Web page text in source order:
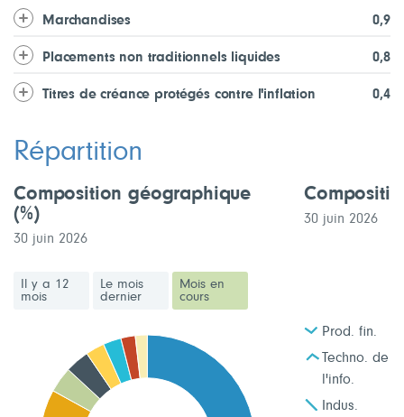
Marchandises 0,9
Placements non traditionnels liquides 0,8
Titres de créance protégés contre l'inflation 0,4
Répartition
Composition géographique
(%)
30 juin 2026
Il y a 12
mois
Le mois
dernier
Mois en
cours
30 juin 2026
Prod. fin.
Techno. de
l'info.
Indus.